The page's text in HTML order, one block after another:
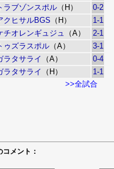
ラブゾンスポル （H）
0-2
クヒサルBGS （H）
1-1
チオレンギュジュ （A）
2-1
ゥズラスポル （A）
3-1
ラタサライ （A）
0-4
ラタサライ （H）
1-1
>>全試合
メント：